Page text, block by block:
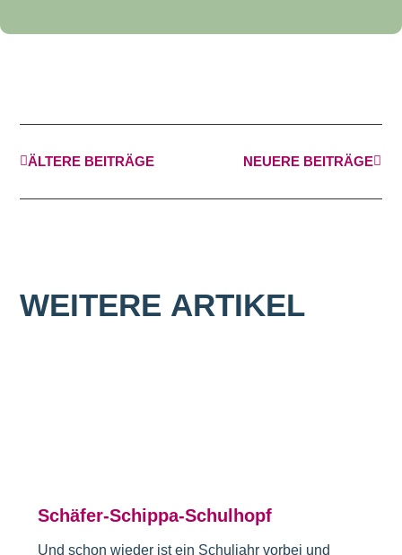
ÄLTERE BEITRÄGE NEUERE BEITRÄGE
WEITERE ARTIKEL
Schäfer-Schippa-Schulhopf
Und schon wieder ist ein Schuljahr vorbei und